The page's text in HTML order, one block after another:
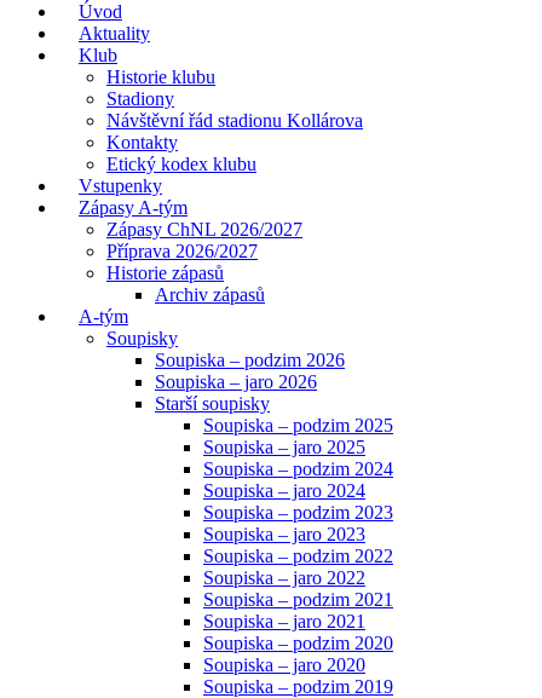
Úvod
Aktuality
Klub
Historie klubu
Stadiony
Návštěvní řád stadionu Kollárova
Kontakty
Etický kodex klubu
Vstupenky
Zápasy A-tým
Zápasy ChNL 2026/2027
Příprava 2026/2027
Historie zápasů
Archiv zápasů
A-tým
Soupisky
Soupiska – podzim 2026
Soupiska – jaro 2026
Starší soupisky
Soupiska – podzim 2025
Soupiska – jaro 2025
Soupiska – podzim 2024
Soupiska – jaro 2024
Soupiska – podzim 2023
Soupiska – jaro 2023
Soupiska – podzim 2022
Soupiska – jaro 2022
Soupiska – podzim 2021
Soupiska – jaro 2021
Soupiska – podzim 2020
Soupiska – jaro 2020
Soupiska – podzim 2019